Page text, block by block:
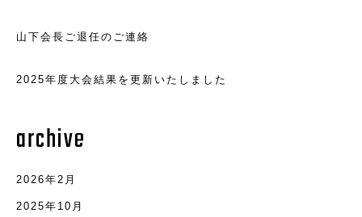
山下会長ご退任のご連絡
2025年度大会結果を更新いたしました
archive
2026年2月
2025年10月